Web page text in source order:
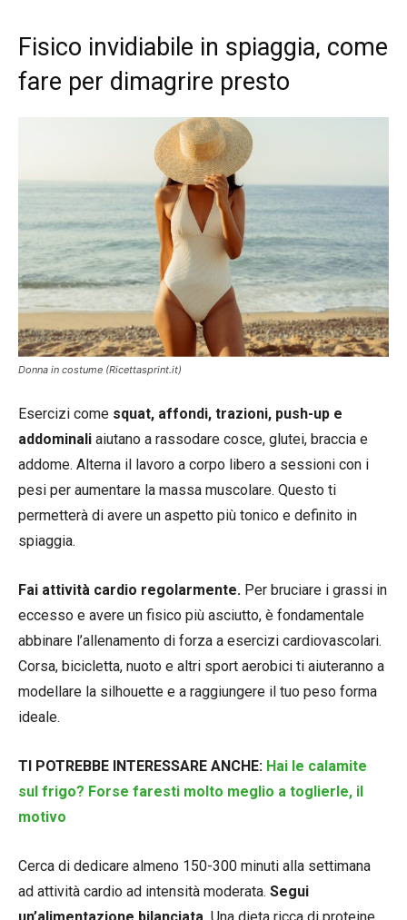
Fisico invidiabile in spiaggia, come
fare per dimagrire presto
Donna in costume (Ricettasprint.it)
Esercizi come squat, affondi, trazioni, push-up e
addominali aiutano a rassodare cosce, glutei, braccia e
addome. Alterna il lavoro a corpo libero a sessioni con i
pesi per aumentare la massa muscolare. Questo ti
permetterà di avere un aspetto più tonico e definito in
spiaggia.
Fai attività cardio regolarmente. Per bruciare i grassi in
eccesso e avere un fisico più asciutto, è fondamentale
abbinare l’allenamento di forza a esercizi cardiovascolari.
Corsa, bicicletta, nuoto e altri sport aerobici ti aiuteranno a
modellare la silhouette e a raggiungere il tuo peso forma
ideale.
TI POTREBBE INTERESSARE ANCHE: Hai le calamite
sul frigo? Forse faresti molto meglio a toglierle, il
motivo
Cerca di dedicare almeno 150-300 minuti alla settimana
ad attività cardio ad intensità moderata. Segui